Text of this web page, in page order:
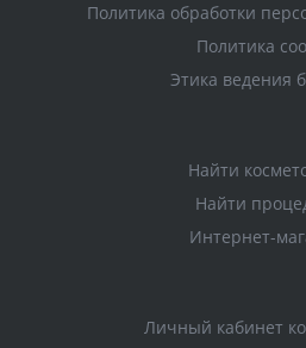
Политика обработки
Политика
Этика ведения
Найти
Найти
Интернет-
Личный кабинет